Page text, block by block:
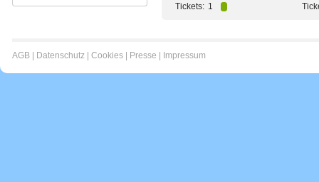
Tickets: 1
AGB Datenschutz Cookies Presse Impressum